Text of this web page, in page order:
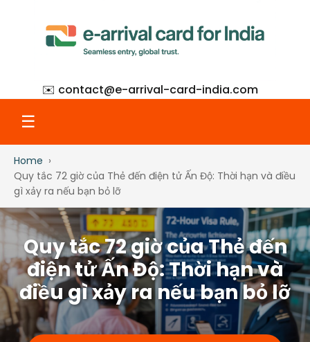
✉️ contact@e-arrival-card-india.com
☰
Home
What Is eAC
How to Apply
Step-by-Step with Screenshots
Requirements
Home
Quy tắc 72 giờ của Thẻ đến điện tử Ấn Độ: Thời hạn và điều
gì xảy ra nếu bạn bỏ lỡ
Quy tắc 72 giờ của Thẻ đến
điện tử Ấn Độ: Thời hạn và
điều gì xảy ra nếu bạn bỏ lỡ